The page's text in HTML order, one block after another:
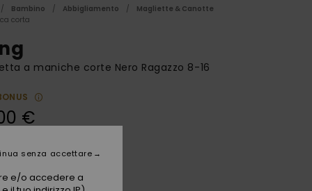
Bambino Abbigliamento
Magliette & Canotte
corta
a maniche corte Nero Ragazzo 8-16
€
Tarmac
e/o accedere a
senza accettare